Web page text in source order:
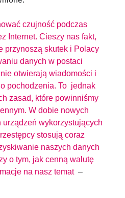
czujność podczas
Internet. Cieszy nas fakt,
przynoszą skutek i Polacy
danych w postaci
otwierają wiadomości i
pochodzenia. To jednak
zasad, które powinniśmy
W dobie nowych
wykorzystujących
stosują coraz
naszych danych
o tym, jak cenną walutę
na nasz temat –